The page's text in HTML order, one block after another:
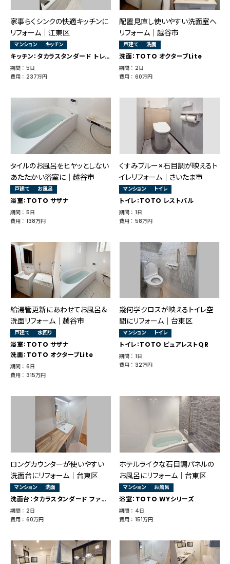
家事らくシンクの快適キッチンに
リフォーム｜江東区
マンション キッチン
キッチン：タカラスタンダード トレーシア
期間 ： 5日
費用 ： 237万円
配置見直し使いやすい洗面室へ
リフォーム｜越谷市
戸建て 洗面
洗面：TOTO オクターブLite
期間 ： 2日
費用 ： 60万円
タイルのお風呂をヒヤッとしない
あたたかい浴室に｜越谷市
戸建て お風呂
浴室：TOTO サザナ
期間 ： 5日
費用 ： 138万円
くすみブルー×石目調が映えるト
イレリフォーム｜さいたま市
マンション トイレ
トイレ：TOTO レストパル
期間 ： 1日
費用 ： 58万円
給湯管更新にあわせてお風呂＆
洗面リフォーム｜越谷市
戸建て 水回り
浴室：TOTO サザナ
洗面：TOTO オクターブLite
期間 ： 6日
費用 ： 315万円
幾何学クロスが映えるトイレ空
間にリフォーム｜台東区
マンション トイレ
トイレ：TOTO ピュアレストQR
期間 ： 1日
費用 ： 32万円
ロングカウンターが使いやすい
洗面台にリフォーム｜台東区
マンション 洗面
洗面台：タカラスタンダード ファミーユ
期間 ： 2日
費用 ： 60万円
ホテルライクな石目調パネルの
お風呂にリフォーム｜台東区
マンション お風呂
浴室：TOTO WYシリーズ
期間 ： 4日
費用 ： 151万円